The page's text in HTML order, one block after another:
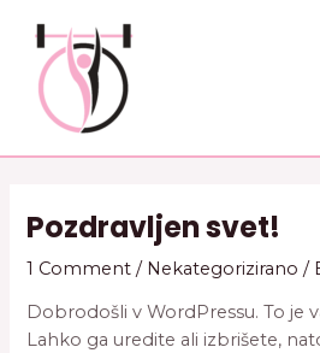
content
Pozdravljen svet!
1 Comment / Nekategorizirano /
Dobrodošli v WordPressu. To je
Lahko ga uredite ali izbrišete,